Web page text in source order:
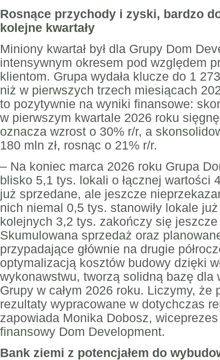
Rosnące przychody i zyski, bardzo
kolejne kwartały
Miniony kwartał był dla Grupy Dom
intensywnym okresem pod względem
klientom. Grupa wydała klucze do 1
niż w pierwszych trzech miesiącach
to pozytywnie na wyniki finansowe:
w pierwszym kwartale 2026 roku
oznacza wzrost o 30% r/r, a
180 mln zł, rosnąc o 21% r/r.
– Na koniec marca 2026 roku Grupa
blisko 5,1 tys. lokali o łącznej wartości
już sprzedane, ale jeszcze
nich niemal 0,5 tys. stanowiły lokale
kolejnych 3,2 tys. zakończy się
Skumulowana sprzedaż oraz
przypadające głównie na drugie
optymalizacją kosztów budowy dzięki
wykonawstwu, tworzą solidną bazę dla
Grupy w całym 2026 roku. Liczymy, że
rezultaty wypracowane w dotychczas
zapowiada Monika Dobosz,
finansowy Dom Development.
Bank ziemi z potencjałem do